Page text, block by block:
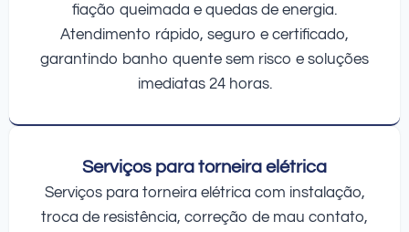
fiação queimada e quedas de energia.
Atendimento rápido, seguro e certificado,
garantindo banho quente sem risco e soluções
imediatas 24 horas.
Serviços para torneira elétrica
Serviços para torneira elétrica com instalação,
troca de resistência, correção de mau contato,